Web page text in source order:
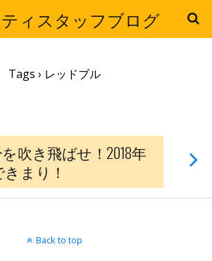
ィスタッフブログ
Tags › レッドブル
吹き飛ばせ！2018年
まり！
Back to top